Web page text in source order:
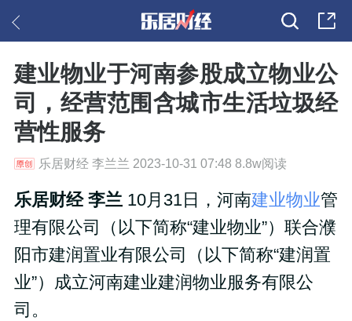
建业物业于河南参股成立物业公
司，经营范围含城市生活垃圾经
营性服务
乐居财经 李兰兰 2023-10-31 07:48 8.8w阅读
乐居财经 李兰10月31日，河南建业物业管
理有限公司（以下简称“建业物业”）联合濮
阳市建润置业有限公司（以下简称“建润置
业”）成立河南建业建润物业服务有限公
司。